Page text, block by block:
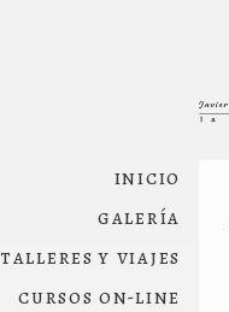
inicio
galería
talleres y viajes
cursos on-line